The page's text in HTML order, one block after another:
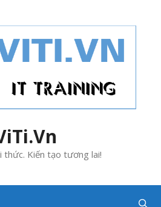
thức. Kiến tạo tương lai!